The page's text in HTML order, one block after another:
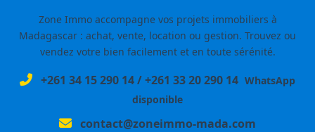
Zone Immo accompagne vos projets immobiliers à
Madagascar : achat, vente, location ou gestion. Trouvez ou
vendez votre bien facilement et en toute sérénité.
+261 34 15 290 14/+261 33 20 290 14 WhatsApp
disponible
contact@zoneimmo-mada.com